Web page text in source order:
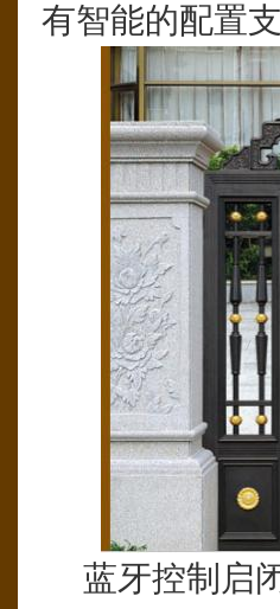
有智能的配置支
蓝牙控制启